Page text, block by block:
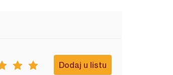
Dodaj u listu